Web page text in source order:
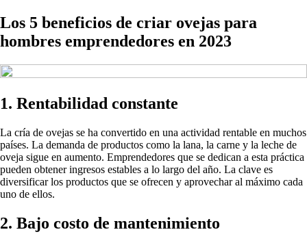
Los 5 beneficios de criar ovejas para
hombres emprendedores en 2023
1. Rentabilidad constante
La cría de ovejas se ha convertido en una actividad rentable en muchos
países. La demanda de productos como la lana, la carne y la leche de
oveja sigue en aumento. Emprendedores que se dedican a esta práctica
pueden obtener ingresos estables a lo largo del año. La clave es
diversificar los productos que se ofrecen y aprovechar al máximo cada
uno de ellos.
2. Bajo costo de mantenimiento